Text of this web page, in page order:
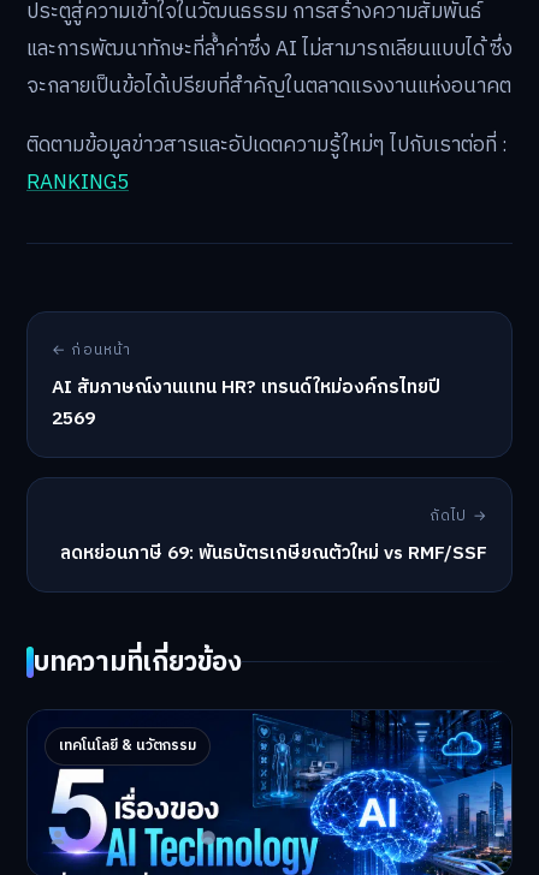
ประตูสู่ความเข้าใจในวัฒนธรรม การสร้างความสัมพันธ์
และการพัฒนาทักษะที่ล้ำค่าซึ่ง AI ไม่สามารถเลียนแบบได้ ซึ่ง
จะกลายเป็นข้อได้เปรียบที่สำคัญในตลาดแรงงานแห่งอนาคต
ติดตามข้อมูลข่าวสารและอัปเดตความรู้ใหม่ๆ ไปกับเราต่อที่ :
RANKING5
← ก่อนหน้า
AI สัมภาษณ์งานแทน HR? เทรนด์ใหม่องค์กรไทยปี
2569
ถัดไป →
ลดหย่อนภาษี 69: พันธบัตรเกษียณตัวใหม่ vs RMF/SSF
บทความที่เกี่ยวข้อง
เทคโนโลยี & นวัตกรรม
5 เรื่องของ AI Technology ที่กำลังเปลี่ยนโลก
ในปี 2026
5 AI Technology ที่กำล…
Master Bussiness 2 กรกฎาคม 2026